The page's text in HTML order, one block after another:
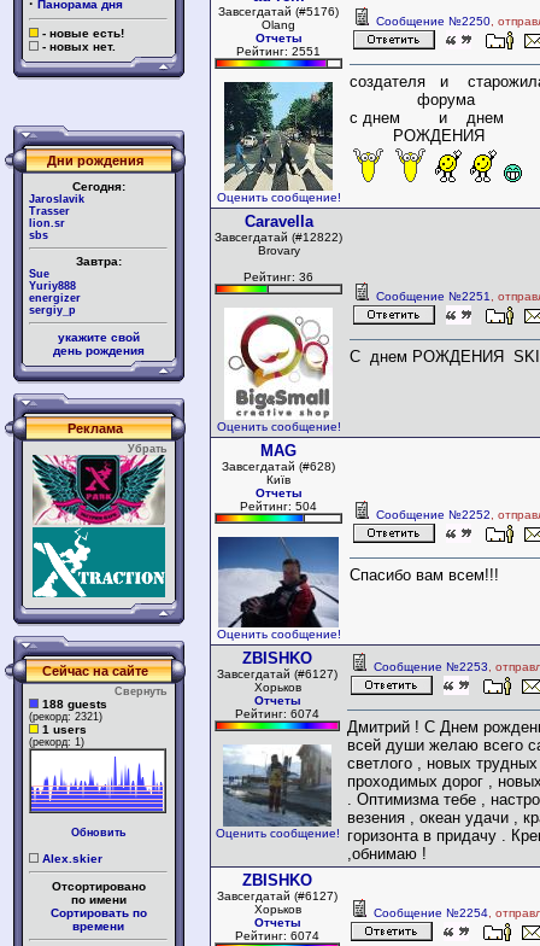
· Панорама дня
- новые есть!
- новых нет.
Дни рождения
Сегодня:
Jaroslavik
Trasser
lion.sr
sbs
Завтра:
Sue
Yuriy888
energizer
sergiy_p
укажите свой
день рождения
Реклама
Убрать
Сейчас на сайте
Свернуть
188 guests
(рекорд: 2321)
1 users
(рекорд: 1)
Обновить
Alex.skier
Отсортировано
по имени
Сортировать по
времени
Завсегдатай (#5176)
Olang
Отчеты
Рейтинг: 2551
Оценить сообщение!
Сообщение №2250 ,
создателя и
форума
с днем и днем
РОЖДЕНИЯ
Caravella
Завсегдатай (#12822)
Brovary
Рейтинг: 36
Оценить сообщение!
Сообщение №2251 ,
С днем РОЖДЕНИЯ
MAG
Завсегдатай (#628)
Київ
Отчеты
Рейтинг: 504
Оценить сообщение!
Сообщение №2252 ,
Спасибо вам всем!!!
ZBISHKO
Завсегдатай (#6127)
Хорьков
Отчеты
Рейтинг: 6074
Оценить сообщение!
Сообщение №2253 ,
Дмитрий ! С Днем
всей души желаю всего
светлого , новых
проходимых дорог ,
. Оптимизма тебе ,
везения , океан удачи ,
горизонта в придачу .
,обнимаю !
ZBISHKO
Завсегдатай (#6127)
Хорьков
Отчеты
Рейтинг: 6074
Сообщение №2254 ,